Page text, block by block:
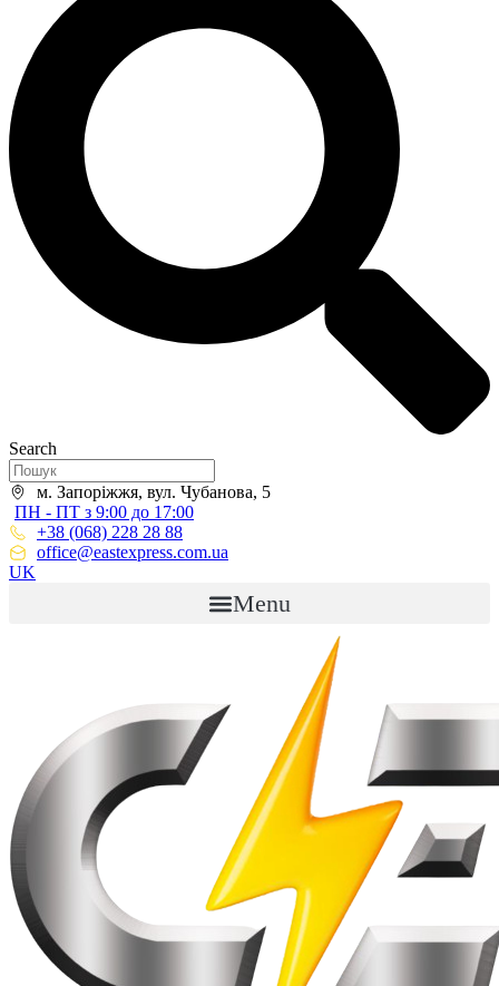
Search
м. Запоріжжя, вул. Чубанова, 5
ПН - ПТ з 9:00 до 17:00
+38 (068) 228 28 88
office@eastexpress.com.ua
UK
Menu